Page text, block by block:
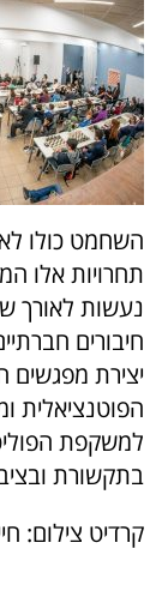
השחמט כולו
תחרויות אלו
נעשות לאורך
חיבורים
יצירת מפגשים
הפוטנציאלית
למשקפת
בתקשורת
קרדיט צילום: